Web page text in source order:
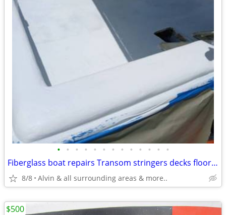
• • • • • • • • • • • • •
Fiberglass boat repairs Transom stringers decks floors etc..
8/8 Alvin & all surrounding areas & more..
$500